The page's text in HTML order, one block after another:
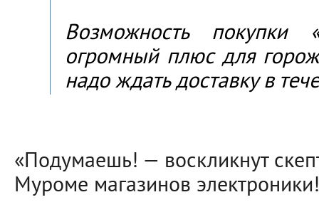
Возможность
огромный плюс для
надо ждать доставку в
«Подумаешь! — воскликнут
Муроме магазинов